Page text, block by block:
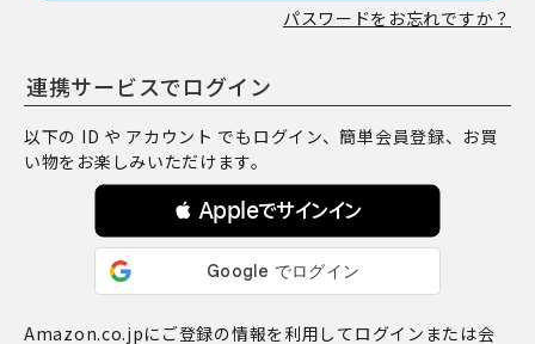
パスワードをお忘れですか？
連携サービスでログイン
以下の ID や アカウント でもログイン、簡単会員登録、お買
い物をお楽しみいただけます。
 Appleでサインイン
Amazon.co.jpにご登録の情報を利用してログインまたは会